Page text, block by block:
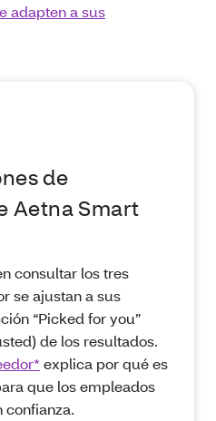
adapten a sus
de
Aetna Smart
consultar los tres
se ajustan a sus
“Picked for you”
de los resultados.
explica por qué es
que los empleados
confianza.